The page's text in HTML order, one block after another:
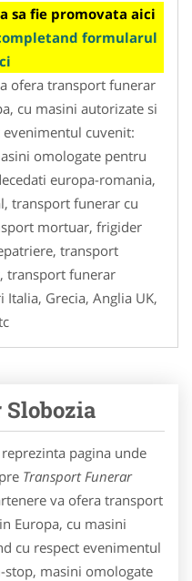
sa fie promovata aici
formularul
ofera transport funerar
cu masini autorizate si
cuvenit:
omologate pentru
europa-romania,
transport funerar cu
mortuar, frigider
transport
transport funerar
Grecia, Anglia UK,
reprezinta pagina unde
Transport Funerar
va ofera transport
Europa, cu masini
cu respect evenimentul
masini omologate